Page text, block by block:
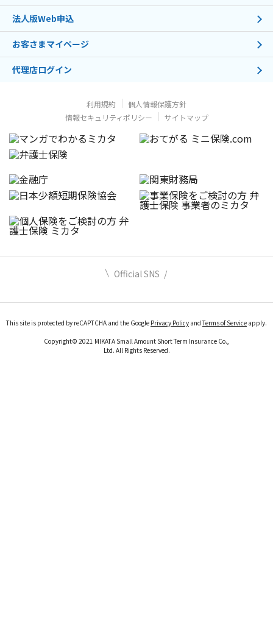
法人版Web申込
お客さまマイページ
代理店ログイン
利用規約
個人情報保護方針
情報セキュリティポリシー
サイトマップ
Official SNS
This site is protected by reCAPTCHA and the Google Privacy Policy andTerms of Service apply.
Copyright© 2021 MIKATA Small Amount Short Term Insurance Co.,
Ltd. All Rights Reserved.